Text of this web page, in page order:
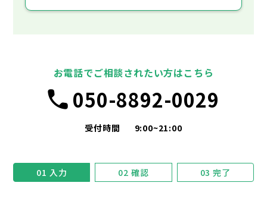
お電話でご相談されたい方はこちら
050-8892-0029
受付時間 9:00~21:00
01 入力 02 確認 03 完了